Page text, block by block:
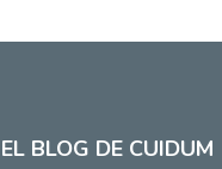
EL BLOG DE CUIDUM